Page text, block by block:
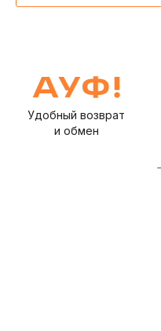
Удобный возврат
и обмен